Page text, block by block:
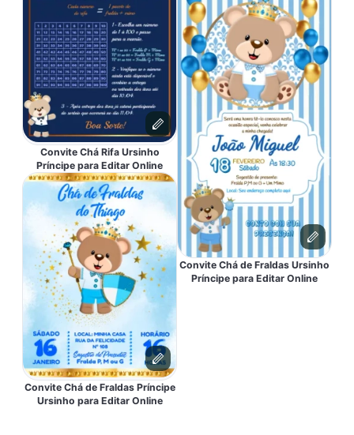
Convite Chá Rifa Ursinho
Príncipe para Editar Online
Convite Chá de Fraldas Príncipe
Ursinho para Editar Online
Convite Chá de Fraldas Ursinho
Príncipe para Editar Online